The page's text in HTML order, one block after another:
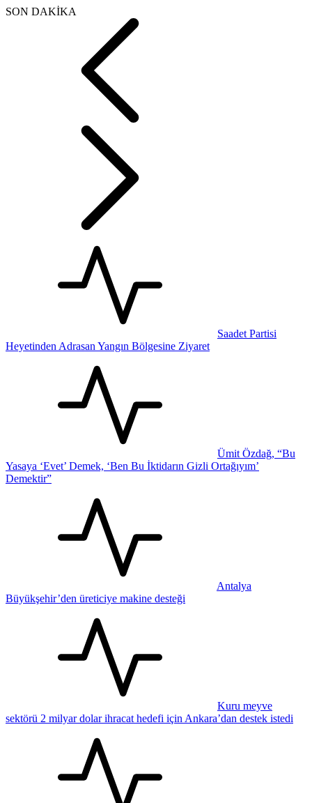
SON DAKİKA
Saadet Partisi
Heyetinden Adrasan Yangın Bölgesine Ziyaret
Ümit Özdağ, “Bu
Yasaya ‘Evet’ Demek, ‘Ben Bu İktidarın Gizli Ortağıyım’
Demektir”
Antalya
Büyükşehir’den üreticiye makine desteği
Kuru meyve
sektörü 2 milyar dolar ihracat hedefi için Ankara’dan destek istedi